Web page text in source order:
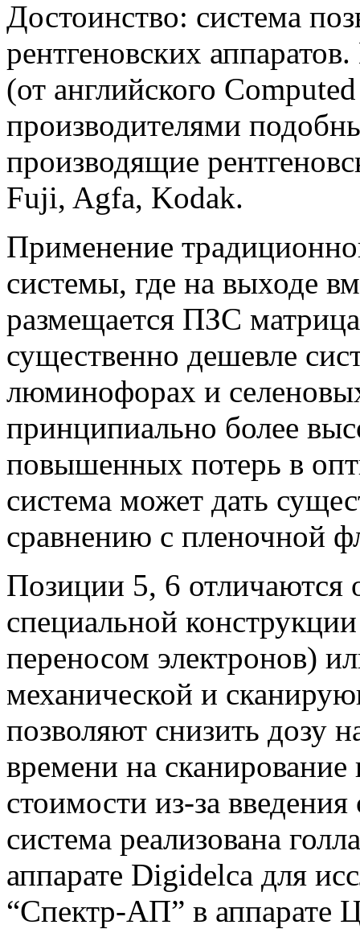
Достоинство: система
рентгеновских
(от английского
производителями
производящие
Fuji, Agfa, Kodak.
Применение
системы, где на выходе
размещается ПЗС
существенно дешевле
люминофорах и
принципиально более
повышенных потерь в
система может дать
сравнению с пленочной
Позиции 5, 6
специальной
переносом электронов)
механической и
позволяют снизить дозу
времени на
стоимости из-за
система реализована
аппарате Digidelca для
“Спектр-АП” в аппарате